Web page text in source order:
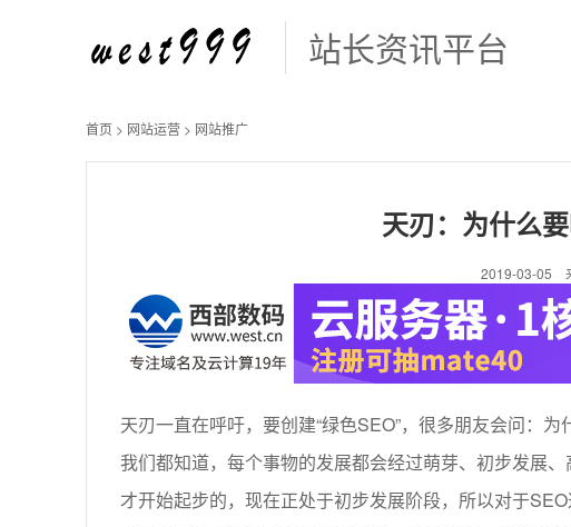
站长资讯平台
首页 > 网站运营 > 网站推广
天刃：为什么
2019-03-05
天刃一直在呼吁，要创建“绿色SEO”，很多朋友会问：为
我们都知道，每个事物的发展都会经过萌芽、初步发展
才开始起步的，现在正处于初步发展阶段，所以对于